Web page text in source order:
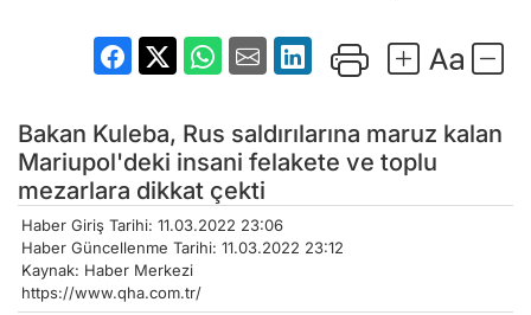
Bakan Kuleba, Rus saldırılarına maruz kalan
Mariupol'deki insani felakete ve toplu
mezarlara dikkat çekti
Haber Giriş Tarihi: 11.03.2022 23:06
Haber Güncellenme Tarihi: 11.03.2022 23:12
Kaynak: Haber Merkezi
https://www.qha.com.tr/